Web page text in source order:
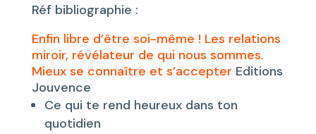
Réf bibliographie :
Enfin libre d’être soi-même ! Les relations
miroir, révélateur de qui nous sommes.
Mieux se connaître et s’accepter Editions
Jouvence
Ce qui te rend heureux dans ton
quotidien